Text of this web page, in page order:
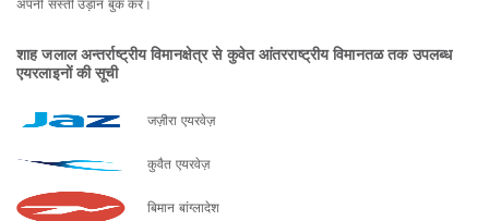
अपनी सस्ती उड़ान बुक करें।
शाह जलाल अन्तर्राष्ट्रीय विमानक्षेत्र से कुवेत आंतरराष्ट्रीय विमानतळ तक उपलब्ध
एयरलाइनों की सूची
जज़ीरा एयरवेज़
कुवैत एयरवेज़
बिमान बांग्लादेश